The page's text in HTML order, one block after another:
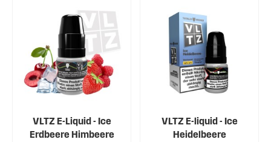
VLTZ E-Liquid - Ice
Erdbeere Himbeere
VLTZ E-liquid - Ice
Heidelbeere